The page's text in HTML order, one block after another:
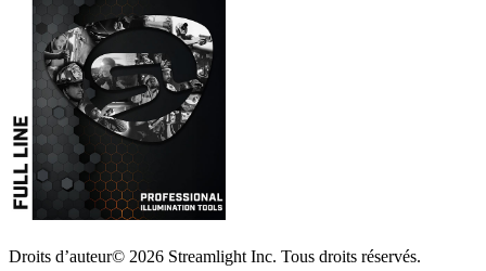
Droits d’auteur© 2026 Streamlight Inc. Tous droits réservés.